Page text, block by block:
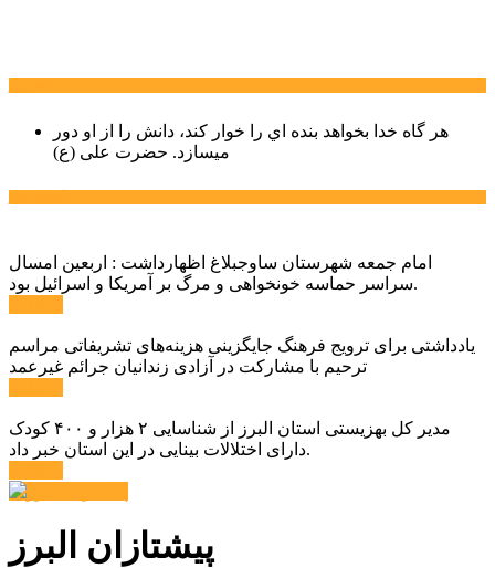
هر گاه خدا بخواهد بنده اي را خوار كند، دانش را از او دور
میسازد. حضرت علی (ع)
امام جمعه شهرستان ساوجبلاغ اظهارداشت : اربعین امسال
سراسر حماسه خونخواهی و مرگ بر آمریکا و اسرائیل بود.
یادداشتی برای ترویج فرهنگ جایگزینی هزینه‌های تشریفاتی مراسم
ترحیم با مشارکت در آزادی زندانیان جرائم غیرعمد
مدیر کل بهزیستی استان البرز از شناسایی ۲ هزار و ۴۰۰ کودک
دارای اختلالات بینایی در این استان خبر داد.
پیشتازان البرز